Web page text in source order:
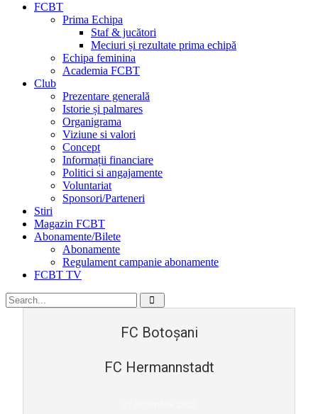
FCBT
Prima Echipa
Staf & jucători
Meciuri și rezultate prima echipă
Echipa feminina
Academia FCBT
Club
Prezentare generală
Istorie și palmares
Organigrama
Viziune si valori
Concept
Informații financiare
Politici si angajamente
Voluntariat
Sponsori/Parteneri
Stiri
Magazin FCBT
Abonamente/Bilete
Abonamente
Regulament campanie abonamente
FCBT TV
FC Botoșani
FC Hermannstadt